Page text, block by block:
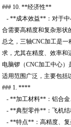
### 10. **经济性**
- **成本效益**：对于中
合需要高精度和复杂形状
总之，三轴CNC加工是
求，尤其在精度、效率和
电脑锣（CNC加工中心
适用范围广泛，主要包括
### 1. ****
- **加工材料**：铝合金
- **典型零件**：飞机结
- **特点**：高精度、复